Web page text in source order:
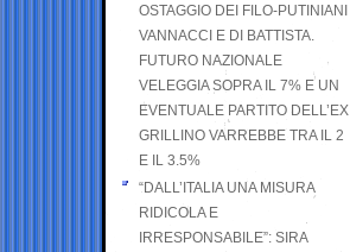
OSTAGGIO DEI FILO-PUTINIANI
VANNACCI E DI BATTISTA.
FUTURO NAZIONALE
VELEGGIA SOPRA IL 7% E UN
EVENTUALE PARTITO DELL’EX
GRILLINO VARREBBE TRA IL 2
E IL 3.5%
“DALL’ITALIA UNA MISURA
RIDICOLA E
IRRESPONSABILE”: SIRA